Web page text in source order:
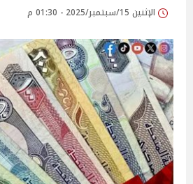
الإثنين 15/سبتمبر/2025 - 01:30 م